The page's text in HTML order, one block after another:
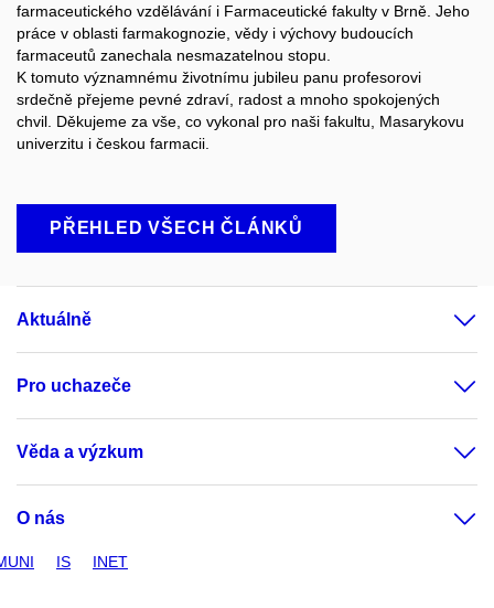
farmaceutického vzdělávání i Farmaceutické fakulty v Brně. Jeho
práce v oblasti farmakognozie, vědy i výchovy budoucích
farmaceutů zanechala nesmazatelnou stopu.
K tomuto významnému životnímu jubileu panu profesorovi
srdečně přejeme pevné zdraví, radost a mnoho spokojených
chvil. Děkujeme za vše, co vykonal pro naši fakultu, Masarykovu
univerzitu i českou farmacii.
PŘEHLED VŠECH ČLÁNKŮ
Aktuálně
Pro uchazeče
Věda a výzkum
O nás
IS INET